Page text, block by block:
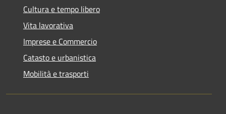
Cultura e tempo libero
Vita lavorativa
Imprese e Commercio
Catasto e urbanistica
Mobilità e trasporti